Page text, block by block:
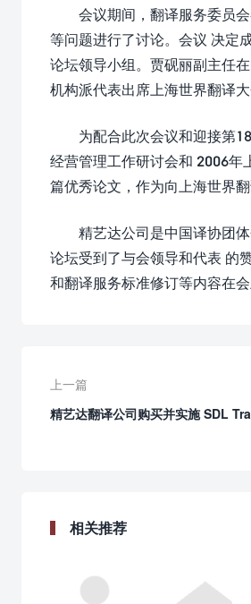
会议期间，翻译服务委员
等问题进行了讨论。会议 决定
论坛领导小组。贾砚丽副主任
机构派代表出席上海世界翻译大
为配合此次会议和迎接第
经营管理工作研讨会和 2006
篇优秀论文，作为向上海世界翻
精艺达公司是中国译协团
论坛受到了与会领导和代表 的
和翻译服务标准修订等内容在会
上一篇
精艺达翻译公司购买并实施 SDL
相关推荐